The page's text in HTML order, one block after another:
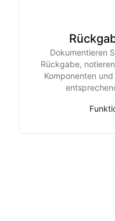
Dokumentieren
Rückgabe,
Komponenten